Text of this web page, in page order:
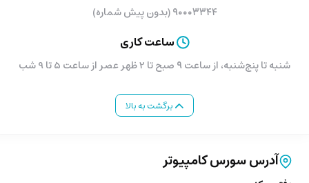
۹۰۰۰۳۳۴۴ (بدون پیش شماره)
ساعت کاری
شنبه تا پنج‌شنبه، از ساعت ۹ صبح تا 2 ظهر عصر از ساعت 5 تا 9 شب
برگشت به بالا
آدرس سورس کامپیوتر